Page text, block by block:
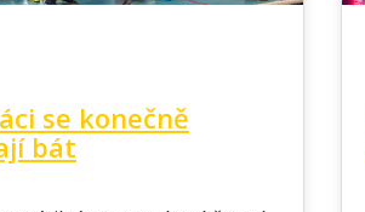
se konečně
bát